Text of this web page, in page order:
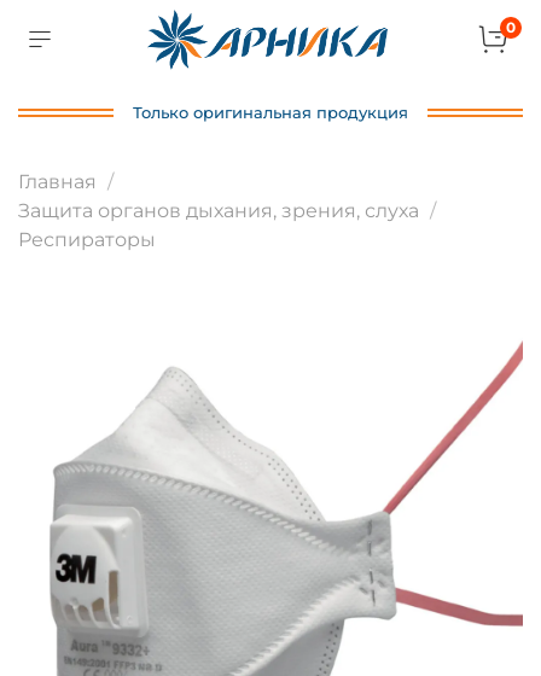
0
Только оригинальная продукция
Главная
Защита органов дыхания, зрения, слуха
Респираторы